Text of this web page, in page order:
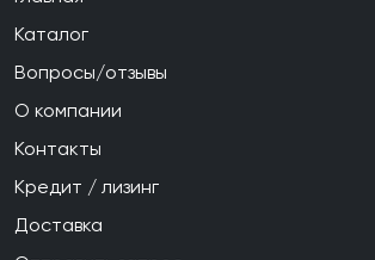
Каталог
Вопросы/отзывы
О компании
Контакты
Кредит / лизинг
Доставка